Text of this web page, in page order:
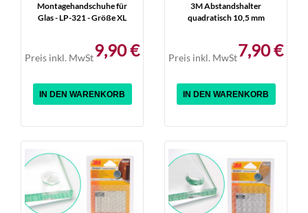
Montagehandschuhe für
Glas - LP-321 - Größe XL
Preis inkl. MwSt9,90 €
IN DEN WARENKORB
3M Abstandshalter
quadratisch 10,5 mm
Preis inkl. MwSt7,90 €
IN DEN WARENKORB